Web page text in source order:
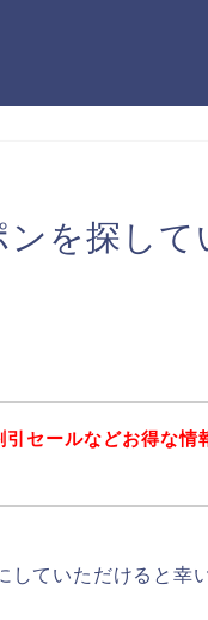
を探して
セールなどお得な情
ていただけると幸